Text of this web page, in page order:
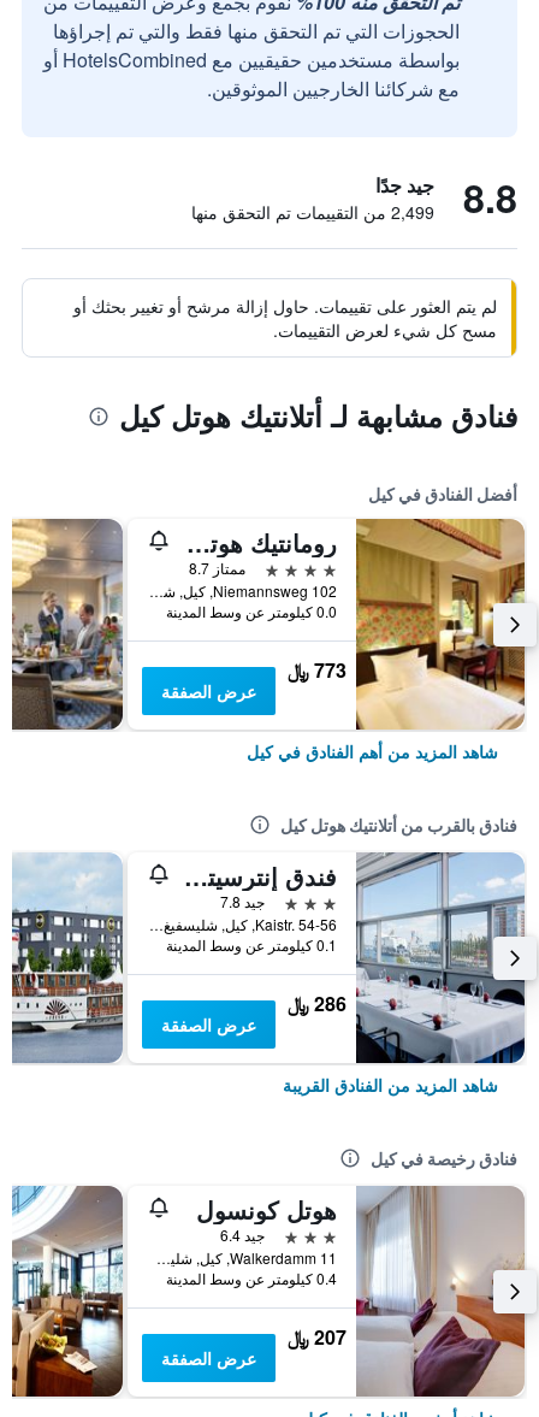
الحجوزات التي تم التحقق منها فقط والتي تم إجراؤها
بواسطة مستخدمين حقيقيين مع HotelsCombined أو
مع شركائنا الخارجيين الموثوقين.
8.8 جيد جدًا
2,499 من التقييمات تم التحقق منها
لم يتم العثور على تقييمات. حاول إزالة مرشح أو تغيير بحثك أو
مسح كل شيء لعرض التقييمات.
فنادق مشابهة لـ أتلانتيك هوتل كيل
أفضل الفنادق في كيل
رومانتيك هوتل كيلر كوفمان
4 نجوم
ممتاز 8.7
Niemannsweg 102, كيل, شليسفيغ-هولشتاين, ألمانيا
0.0 كيلومتر عن وسط المدينة
773 ﷼
عرض الصفقة
شاهد المزيد من أهم الفنادق في كيل
فنادق بالقرب من أتلانتيك هوتل كيل
فندق إنترسيتي كيل
3 نجوم
جيد 7.8
Kaistr. 54-56, كيل, شليسفيغ-هولشتاين, ألمانيا
0.1 كيلومتر عن وسط المدينة
286 ﷼
عرض الصفقة
شاهد المزيد من الفنادق القريبة
فنادق رخيصة في كيل
هوتل كونسول
3 نجوم
جيد 6.4
Walkerdamm 11, كيل, شليسفيغ-هولشتاين, ألمانيا
0.4 كيلومتر عن وسط المدينة
207 ﷼
عرض الصفقة